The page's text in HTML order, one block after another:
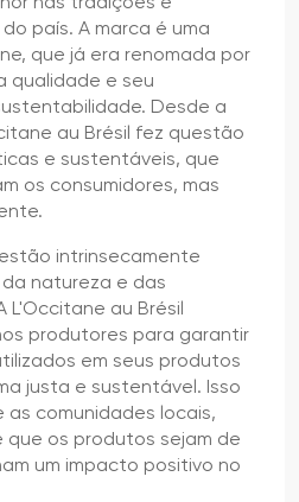
país. A marca é uma
que já era renomada por
qualidade e seu
Desde a
au Brésil fez questão
e sustentáveis, que
os consumidores, mas
intrinsecamente
natureza e das
L'Occitane au Brésil
produtores para garantir
em seus produtos
justa e sustentável. Isso
comunidades locais,
os produtos sejam de
um impacto positivo no